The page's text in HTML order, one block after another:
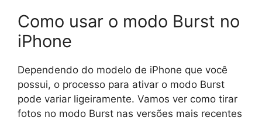
Como usar o modo Burst no
iPhone
Dependendo do modelo de iPhone que você
possui, o processo para ativar o modo Burst
pode variar ligeiramente. Vamos ver como tirar
fotos no modo Burst nas versões mais recentes